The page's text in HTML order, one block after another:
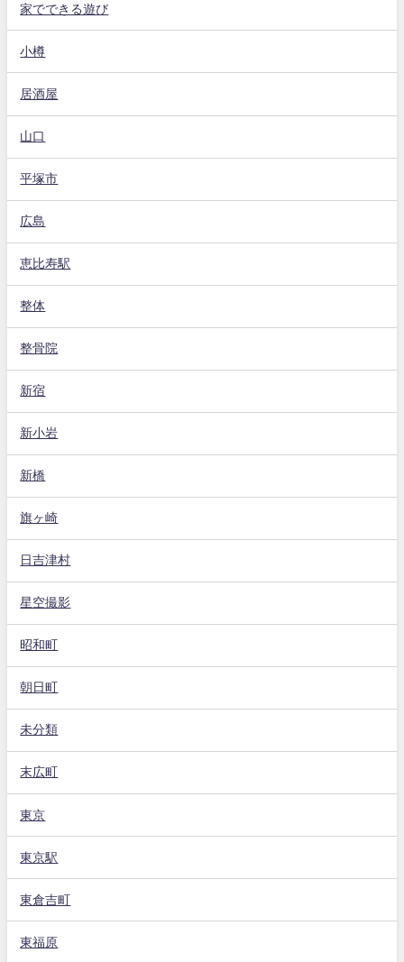
家でできる遊び
小樽
居酒屋
山口
平塚市
広島
恵比寿駅
整体
整骨院
新宿
新小岩
新橋
旗ヶ崎
日吉津村
星空撮影
昭和町
朝日町
未分類
末広町
東京
東京駅
東倉吉町
東福原